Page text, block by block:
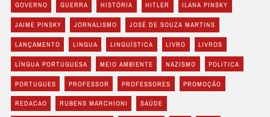
GOVERNO GUERRA HISTÓRIA HITLER ILANA PINSKY
JAIME PINSKY JORNALISMO JOSÉ DE SOUZA MARTINS
LANÇAMENTO LINGUA LINGUÍSTICA LIVRO LIVROS
LÍNGUA PORTUGUESA MEIO AMBIENTE NAZISMO POLITICA
PORTUGUES PROFESSOR PROFESSORES PROMOÇÃO
REDACAO RUBENS MARCHIONI SAÚDE